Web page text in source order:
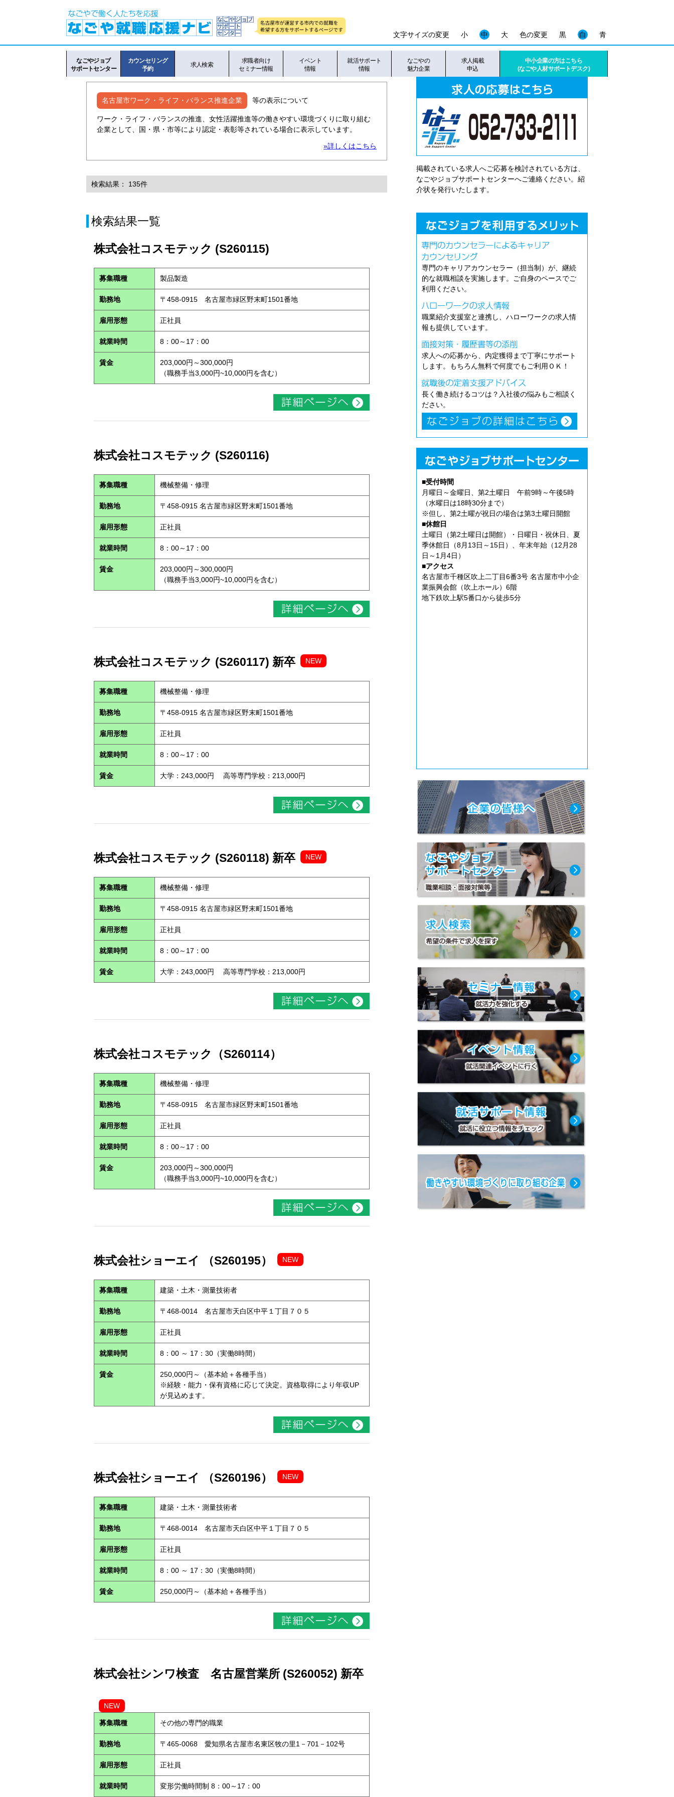
色の変更 黒 白 青
文字サイズの変更 小 中 大
なごやジョブ
サポートセンター
カウンセリング
予約
求人検索
求職者向け
セミナー情報
イベント
情報
就活サポート
情報
なごやの
魅力企業
求人掲載
申込
中小企業の方はこちら
(なごや人材サポートデスク)
名古屋市ワーク・ライフ・バランス推進企業 等の表示について
ワーク・ライフ・バランスの推進、女性活躍推進等の働きやすい環境づくりに取り組む
企業として、国・県・市等により認定・表彰等されている場合に表示しています。
»詳しくはこちら
検索結果： 135件
検索結果一覧
株式会社コスモテック (S260115)
募集職種 製品製造
勤務地 〒458-0915 名古屋市緑区野末町1501番地
雇用形態 正社員
就業時間 8：00～17：00
賃金
203,000円～300,000円
（職務手当3,000円~10,000円を含む）
株式会社コスモテック (S260116)
募集職種 機械整備・修理
勤務地 〒458-0915 名古屋市緑区野末町1501番地
雇用形態 正社員
就業時間 8：00～17：00
賃金
203,000円～300,000円
（職務手当3,000円~10,000円を含む）
株式会社コスモテック (S260117) 新卒 NEW
募集職種 機械整備・修理
勤務地 〒458-0915 名古屋市緑区野末町1501番地
雇用形態 正社員
就業時間 8：00～17：00
賃金 大学：243,000円 高等専門学校：213,000円
株式会社コスモテック (S260118) 新卒 NEW
募集職種 機械整備・修理
勤務地 〒458-0915 名古屋市緑区野末町1501番地
雇用形態 正社員
就業時間 8：00～17：00
賃金 大学：243,000円 高等専門学校：213,000円
株式会社コスモテック（S260114）
募集職種 機械整備・修理
勤務地 〒458-0915 名古屋市緑区野末町1501番地
雇用形態 正社員
就業時間 8：00～17：00
賃金
203,000円～300,000円
（職務手当3,000円~10,000円を含む）
株式会社ショーエイ （S260195） NEW
募集職種 建築・土木・測量技術者
勤務地 〒468-0014 名古屋市天白区中平１丁目７０５
雇用形態 正社員
就業時間 8：00 ～ 17：30（実働8時間）
賃金
250,000円～（基本給＋各種手当）
※経験・能力・保有資格に応じて決定。資格取得により年収UP
が見込めます。
株式会社ショーエイ （S260196） NEW
募集職種 建築・土木・測量技術者
勤務地 〒468-0014 名古屋市天白区中平１丁目７０５
雇用形態 正社員
就業時間 8：00 ～ 17：30（実働8時間）
賃金 250,000円～（基本給＋各種手当）
株式会社シンワ検査 名古屋営業所 (S260052) 新卒
NEW
募集職種 その他の専門的職業
勤務地 〒465-0068 愛知県名古屋市名東区牧の里1－701－102号
雇用形態 正社員
就業時間 変形労働時間制 8：00～17：00
掲載されている求人へご応募を検討されている方は、
なごやジョブサポートセンターへご連絡ください。紹
介状を発行いたします。
専門のキャリアカウンセラー（担当制）が、継続
的な就職相談を実施します。ご自身のペースでご
利用ください。
職業紹介支援室と連携し、ハローワークの求人情
報も提供しています。
求人への応募から、内定獲得まで丁寧にサポート
します。もちろん無料で何度でもご利用ＯＫ！
長く働き続けるコツは？入社後の悩みもご相談く
ださい。
■受付時間
月曜日～金曜日、第2土曜日 午前9時～午後5時
（水曜日は18時30分まで）
※但し、第2土曜が祝日の場合は第3土曜日開館
■休館日
土曜日（第2土曜日は開館）・日曜日・祝休日、夏
季休館日（8月13日～15日）、年末年始（12月28
日～1月4日）
■アクセス
名古屋市千種区吹上二丁目6番3号 名古屋市中小企
業振興会館（吹上ホール）6階
地下鉄吹上駅5番口から徒歩5分